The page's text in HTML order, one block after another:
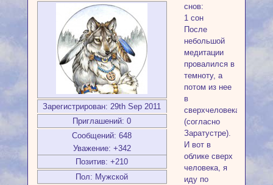
Зарегистрирован: 29th Sep 2011
Приглашений: 0
Сообщений: 648
Уважение: +342
Позитив: +210
Пол: Мужской
снов:
1 сон
После
небольшой
медитации
провалился в
темноту, а
потом из нее
в
сверхчеловека
(согласно
Заратустре).
И вот в
облике сверх
человека, я
иду по